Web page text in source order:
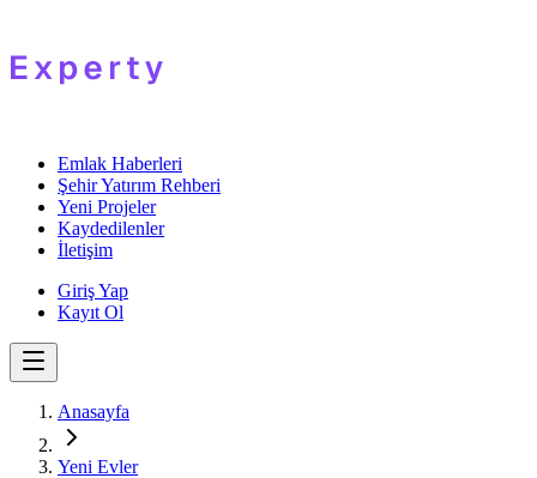
Emlak Haberleri
Şehir Yatırım Rehberi
Yeni Projeler
Kaydedilenler
İletişim
Giriş Yap
Kayıt Ol
Anasayfa
Yeni Evler